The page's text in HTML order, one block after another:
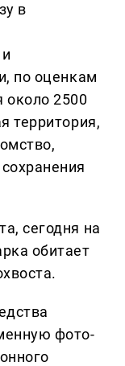
в
по оценкам
около 2500
территория,
сегодня на
обитает
фото-